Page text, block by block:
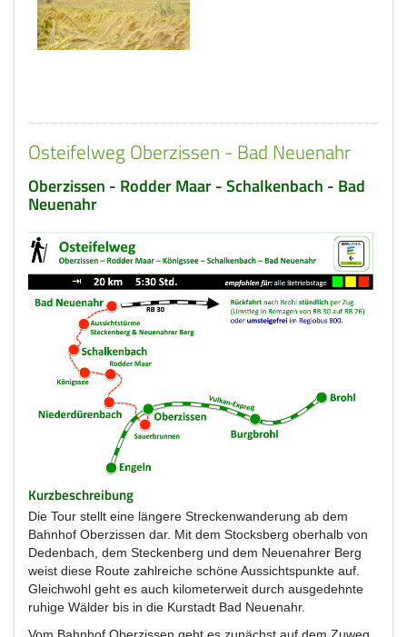
Osteifelweg Oberzissen - Bad Neuenahr
Oberzissen - Rodder Maar - Schalkenbach - Bad
Neuenahr
Kurzbeschreibung
Die Tour stellt eine längere Streckenwanderung ab dem
Bahnhof Oberzissen dar. Mit dem Stocksberg oberhalb von
Dedenbach, dem Steckenberg und dem Neuenahrer Berg
weist diese Route zahlreiche schöne Aussichtspunkte auf.
Gleichwohl geht es auch kilometerweit durch ausgedehnte
ruhige Wälder bis in die Kurstadt Bad Neuenahr.